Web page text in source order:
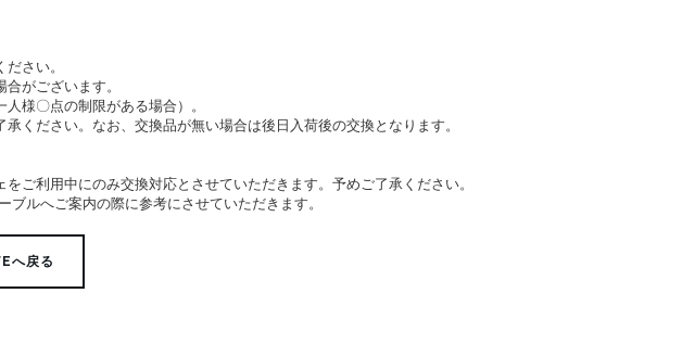
さい。
がございます。
様〇点の制限がある場合）。
ください。なお、交換品が無い場合は後日入荷後の交換となります。
ご利用中にのみ交換対応とさせていただきます。予めご了承ください。
ルへご案内の際に参考にさせていただきます。
へ戻る